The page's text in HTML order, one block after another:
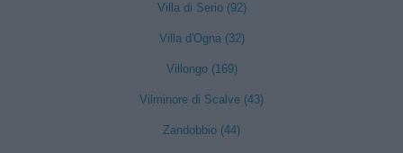
Villa di Serio (92)
Villa d'Ogna (32)
Villongo (169)
Vilminore di Scalve (43)
Zandobbio (44)